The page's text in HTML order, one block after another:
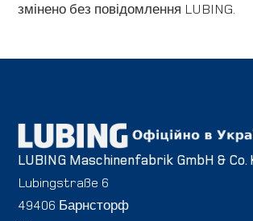
змінено без повідомлення LUBING.
LUBING Maschinenfabrik GmbH & Co.
Lubingstraße 6
49406 Барнсторф